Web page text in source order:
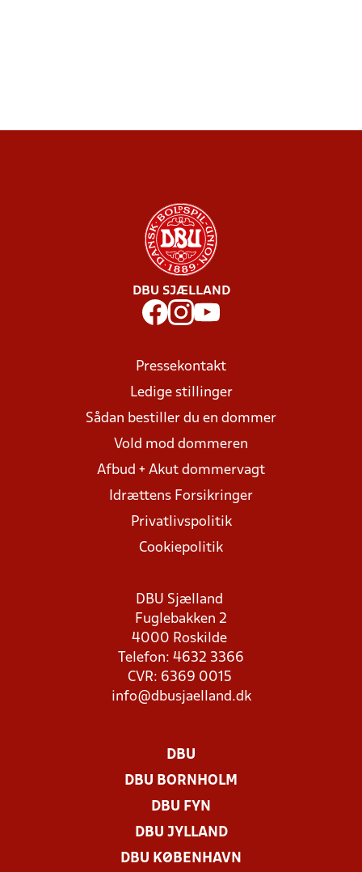
DBU SJÆLLAND
Pressekontakt
Ledige stillinger
Sådan bestiller du en dommer
Vold mod dommeren
Afbud + Akut dommervagt
Idrættens Forsikringer
Privatlivspolitik
Cookiepolitik
DBU Sjælland
Fuglebakken 2
4000 Roskilde
Telefon: 4632 3366
CVR: 6369 0015
info@dbusjaelland.dk
DBU
DBU BORNHOLM
DBU FYN
DBU JYLLAND
DBU KØBENHAVN